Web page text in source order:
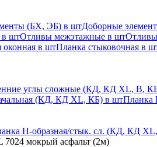
(БХ, ЭБ) в штДоборные
в штОтливы межэтажные в шт
оконная в штПланка стыковочная в
углы сложные (КД, КД XL, В,
(КД, КД XL, КБ) в штПланка
H-образная/стык. сл. (КД, КД
7024 мокрый асфальт (2м)